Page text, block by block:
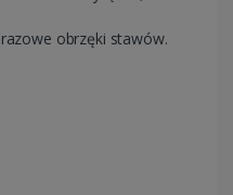
obrzęki stawów.